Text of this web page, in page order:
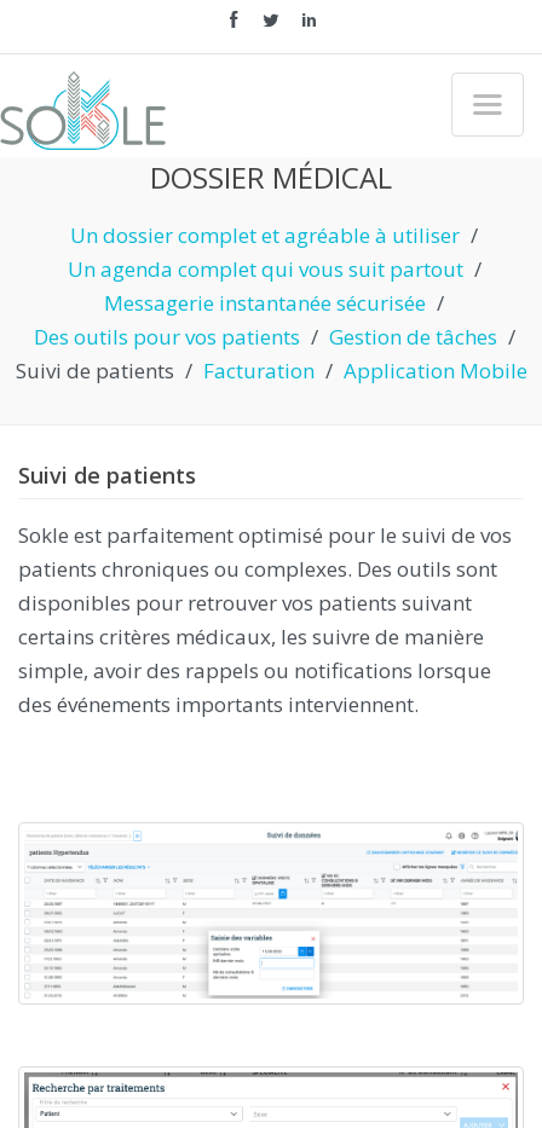
DOSSIER MÉDICAL
Un dossier complet et agréable à utiliser /
Un agenda complet qui vous suit partout /
Messagerie instantanée sécurisée /
Des outils pour vos patients / Gestion de tâches /
Suivi de patients / Facturation / Application Mobile
Suivi de patients
Sokle est parfaitement optimisé pour le suivi de vos
patients chroniques ou complexes. Des outils sont
disponibles pour retrouver vos patients suivant
certains critères médicaux, les suivre de manière
simple, avoir des rappels ou notifications lorsque
des événements importants interviennent.